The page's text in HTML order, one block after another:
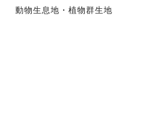
動物生息地・植物群生地